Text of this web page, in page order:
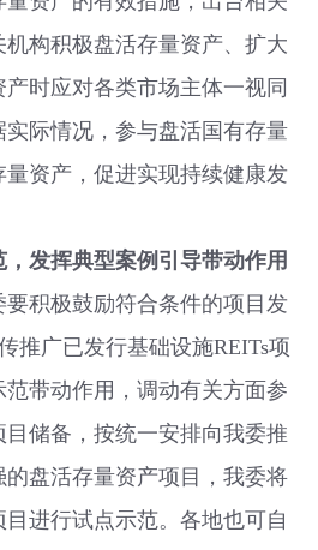
构积极盘活存量资产、扩大
时应对各类市场主体一视同
际情况，参与盘活国有存量
资产，促进实现持续健康发
发挥典型案例引导带动作用
积极鼓励符合条件的项目发
推广已发行基础设施REITs项
范带动作用，调动有关方面参
储备，按统一安排向我委推
盘活存量资产项目，我委将
进行试点示范。各地也可自